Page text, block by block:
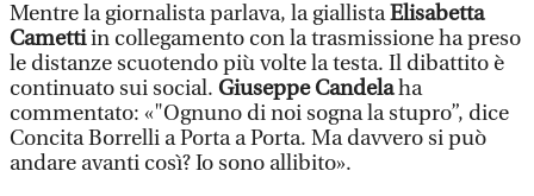
Mentre la giornalista parlava, la giallistaElisabetta
Camettiin collegamento con la trasmissione ha preso
le distanze scuotendo più volte la testa. Il dibattito è
continuato sui social. Giuseppe Candelaha
commentato: «"Ognuno di noi sogna la stupro”, dice
Concita Borrelli a Porta a Porta. Ma davvero si può
andare avanti così? Io sono allibito».